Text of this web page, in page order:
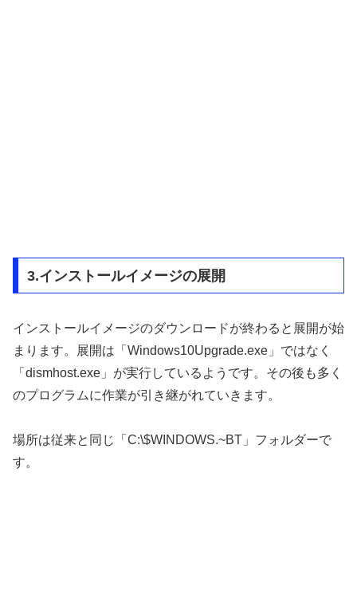
3.インストールイメージの展開
インストールイメージのダウンロードが終わると展開が始
まります。展開は「Windows10Upgrade.exe」ではなく
「dismhost.exe」が実行しているようです。その後も多く
のプログラムに作業が引き継がれていきます。
場所は従来と同じ「C:\$WINDOWS.~BT」フォルダーで
す。